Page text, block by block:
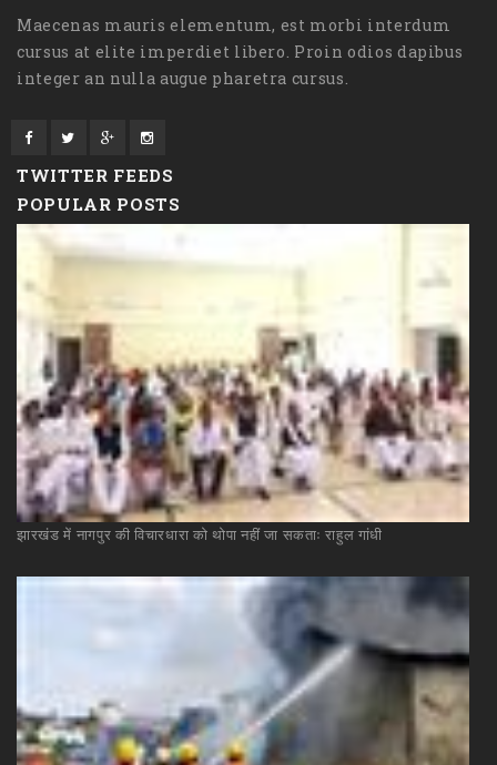
Maecenas mauris elementum, est morbi interdum
cursus at elite imperdiet libero. Proin odios dapibus
integer an nulla augue pharetra cursus.
TWITTER FEEDS
POPULAR POSTS
झारखंड में नागपुर की विचारधारा को थोपा नहीं जा सकताः राहुल गांधी